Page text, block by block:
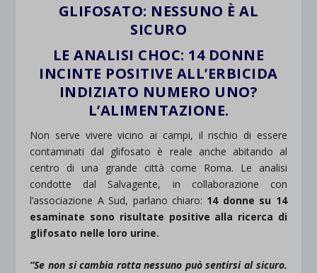
GLIFOSATO: NESSUNO È AL
SICURO
LE ANALISI CHOC: 14 DONNE
INCINTE POSITIVE ALL’ERBICIDA
INDIZIATO NUMERO UNO?
L’ALIMENTAZIONE.
Non serve vivere vicino ai campi, il rischio di essere
contaminati dal glifosato è reale anche abitando al
centro di una grande città come Roma. Le analisi
condotte dal Salvagente, in collaborazione con
l’associazione A Sud, parlano chiaro: 14 donne su 14
esaminate sono risultate positive alla ricerca di
glifosato nelle loro urine.
“Se non si cambia rotta nessuno può sentirsi al sicuro.